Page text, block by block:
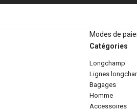
Modes de
Catégories
longchamp
lignes
bagages
homme
accessoires